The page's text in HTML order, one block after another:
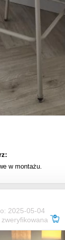
w montażu.
2025-05-04